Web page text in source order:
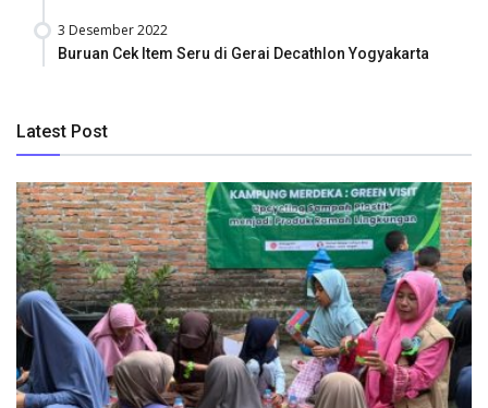
3 Desember 2022
Buruan Cek Item Seru di Gerai Decathlon Yogyakarta
Latest Post